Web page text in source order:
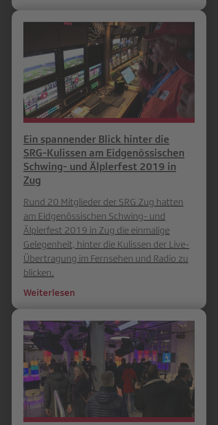
Ein spannender Blick hinter die
SRG-Kulissen am Eidgenössischen
Schwing- und Älplerfest 2019 in
Zug
Rund 20 Mitglieder der SRG Zug hatten
am Eidgenössischen Schwing- und
Älplerfest 2019 in Zug die einmalige
Gelegenheit, hinter die Kulissen der Live-
Übertragung im Fernsehen und Radio zu
blicken.
Weiterlesen